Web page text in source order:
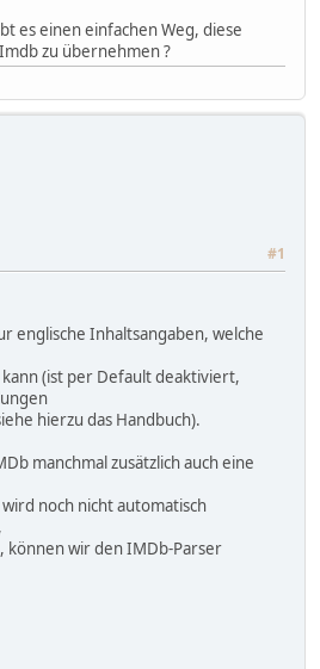
es einen einfachen Weg, diese
zu übernehmen ?
#1
englische Inhaltsangaben, welche
(ist per Default deaktiviert,
hierzu das Handbuch).
manchmal zusätzlich auch eine
noch nicht automatisch
wir den IMDb-Parser